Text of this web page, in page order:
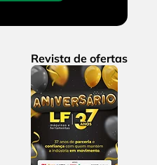
Revista de ofertas